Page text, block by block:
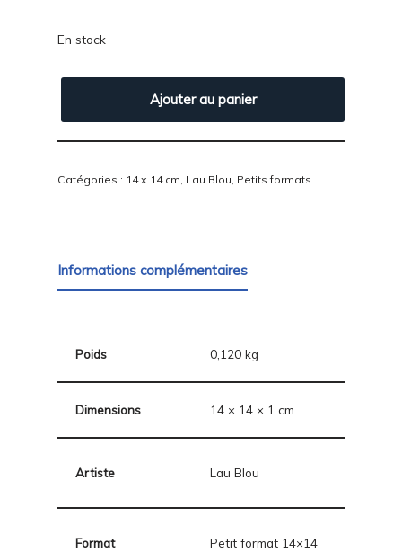
En stock
Ajouter au panier
Catégories : 14 x 14 cm Lau Blou Petits formats
Informations complémentaires
Poids 0,120 kg
Dimensions 14 × 14 × 1 cm
Artiste Lau Blou
Format Petit format 14×14